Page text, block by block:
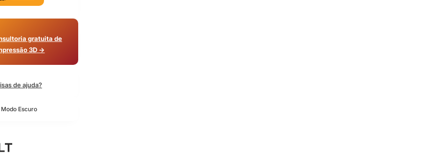
gratuita de
3D →
de ajuda?
Escuro